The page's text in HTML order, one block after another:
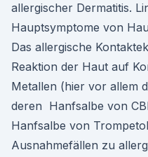
allergischer Dermatitis.
Hauptsymptome von
Das allergische
Reaktion der Haut auf
Metallen (hier vor allem
deren Hanfsalbe von
Hanfsalbe von
Ausnahmefällen zu